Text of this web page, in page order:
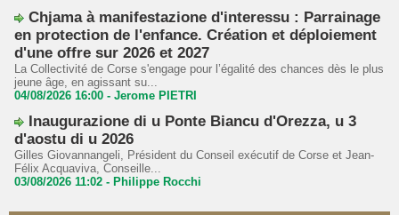
Chjama à manifestazione d'interessu : Parrainage
en protection de l'enfance. Création et déploiement
d'une offre sur 2026 et 2027
La Collectivité de Corse s'engage pour l’égalité des chances dès le plus
jeune âge, en agissant su...
04/08/2026 16:00 - Jerome PIETRI
Inaugurazione di u Ponte Biancu d'Orezza, u 3
d'aostu di u 2026
Gilles Giovannangeli, Président du Conseil exécutif de Corse et Jean-
Félix Acquaviva, Conseille...
03/08/2026 11:02 - Philippe Rocchi